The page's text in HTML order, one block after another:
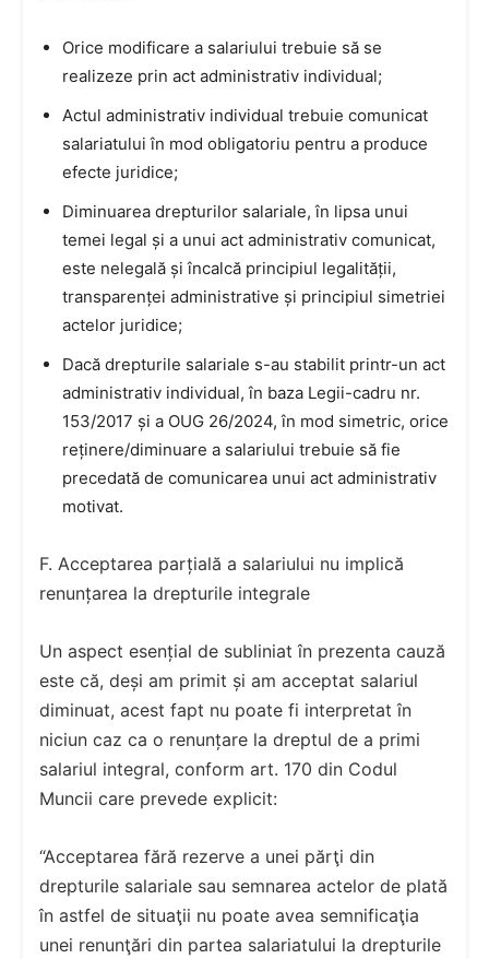
Orice modificare a salariului trebuie să se
realizeze prin act administrativ individual;
Actul administrativ individual trebuie comunicat
salariatului în mod obligatoriu pentru a produce
efecte juridice;
Diminuarea drepturilor salariale, în lipsa unui
temei legal și a unui act administrativ comunicat,
este nelegală și încalcă principiul legalității,
transparenței administrative și principiul simetriei
actelor juridice;
Dacă drepturile salariale s-au stabilit printr-un act
administrativ individual, în baza Legii-cadru nr.
153/2017 și a OUG 26/2024, în mod simetric, orice
reținere/diminuare a salariului trebuie să fie
precedată de comunicarea unui act administrativ
motivat.
F. Acceptarea parțială a salariului nu implică
renunțarea la drepturile integrale
Un aspect esențial de subliniat în prezenta cauză
este că, deși am primit și am acceptat salariul
diminuat, acest fapt nu poate fi interpretat în
niciun caz ca o renunțare la dreptul de a primi
salariul integral, conform art. 170 din Codul
Muncii care prevede explicit:
“Acceptarea fără rezerve a unei părţi din
drepturile salariale sau semnarea actelor de plată
în astfel de situaţii nu poate avea semnificaţia
unei renunţări din partea salariatului la drepturile